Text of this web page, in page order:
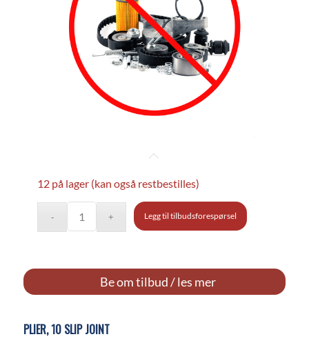
12 på lager (kan også restbestilles)
Legg til tilbudsforespørsel
Be om tilbud / les mer
PLIER, 10 SLIP JOINT